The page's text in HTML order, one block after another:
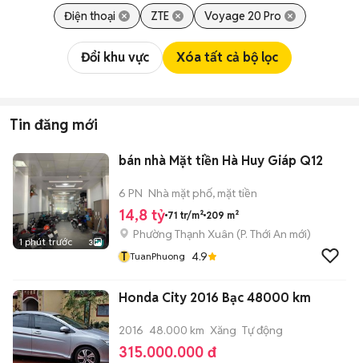
Điện thoại ZTE Voyage 20 Pro
Đổi khu vực Xóa tất cả bộ lọc
Tin đăng mới
1 phút trước 3
bán nhà Mặt tiền Hà Huy Giáp Q12
6 PN Nhà mặt phố, mặt tiền
14,8 tỷ 71 tr/m² 209 m²
Phường Thạnh Xuân (P. Thới An mới)
T TuanPhuong 4.9
Honda City 2016 Bạc 48000 km
2016 48.000 km Xăng Tự động
315.000.000 đ